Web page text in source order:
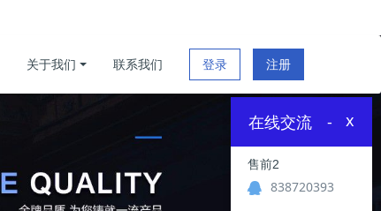
登录 注册
关于我们 联系我们
在线交流 x
-
售前2
838720393